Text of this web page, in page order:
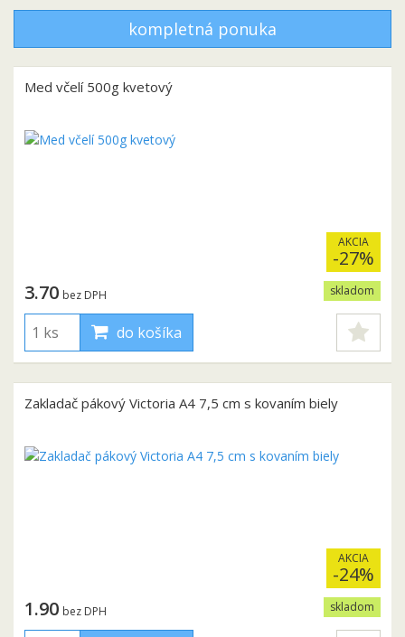
kompletná ponuka
Med včelí 500g kvetový
AKCIA
-27%
skladom
3.70 bez DPH
do košíka
Zakladač pákový Victoria A4 7,5 cm s kovaním biely
AKCIA
-24%
skladom
1.90 bez DPH